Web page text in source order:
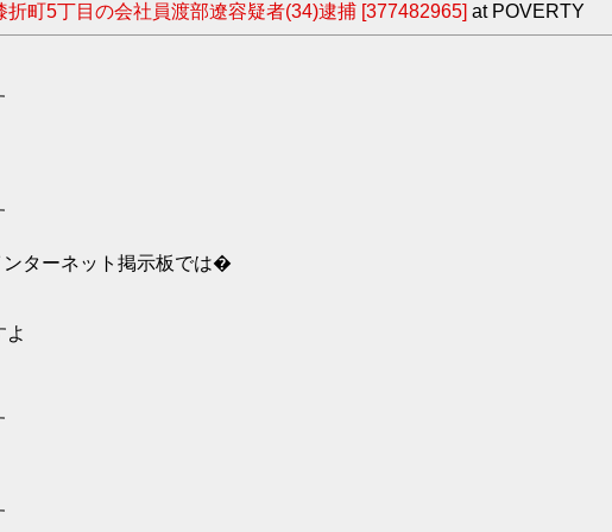
町5丁目の会社員渡部遼容疑者(34)逮捕 [377482965] at POVERTY
ンターネット掲示板では�
よ